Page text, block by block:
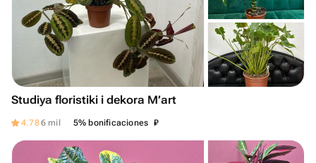
Studiya floristiki i dekora M’art
4.786 mil 5% bonificaciones ₽